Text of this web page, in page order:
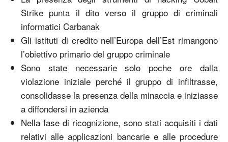
Strike punta il dito verso il gruppo di criminali
informatici Carbanak
Gli istituti di credito nell’Europa dell’Est rimangono
l’obiettivo primario del gruppo criminale
Sono state necessarie solo poche ore dalla
violazione iniziale perché il gruppo di infiltrasse,
consolidasse la presenza della minaccia e iniziasse
a diffondersi in azienda
Nella fase di ricognizione, sono stati acquisiti i dati
relativi alle applicazioni bancarie e alle procedure